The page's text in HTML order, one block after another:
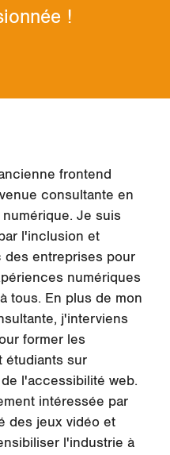
!
frontend
consultante en
Je suis
l'inclusion et
des entreprises pour
numériques
tous. En plus de mon
j'interviens
former les
étudiants sur
l'accessibilité web.
intéressée par
des jeux vidéo et
l'industrie à